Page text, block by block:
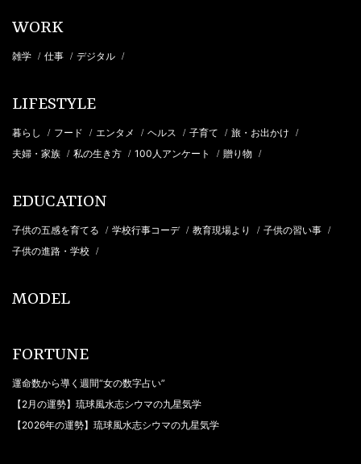
WORK
雑学 / 仕事 / デジタル /
LIFESTYLE
暮らし / フード / エンタメ / ヘルス / 子育て / 旅・お出かけ /
夫婦・家族 / 私の生き方 / 100人アンケート / 贈り物 /
EDUCATION
子供の五感を育てる / 学校行事コーデ / 教育現場より / 子供の習い事 /
子供の進路・学校 /
MODEL
FORTUNE
運命数から導く週間“女の数字占い”
【2月の運勢】琉球風水志シウマの九星気学
【2026年の運勢】琉球風水志シウマの九星気学